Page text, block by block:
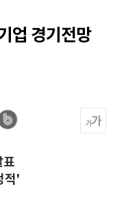
업 경기전망
표
적'